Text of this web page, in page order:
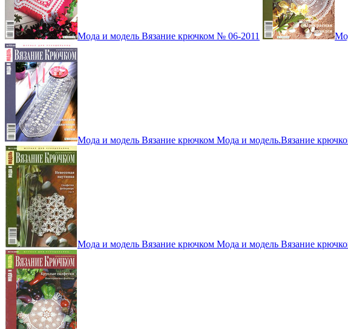
Мода и модель Вязание крючком № 06-2011
Мода и модель Вязание крючком Мода и модель.Вязание
Мода и модель Вязание крючком Мода и модель Вязание